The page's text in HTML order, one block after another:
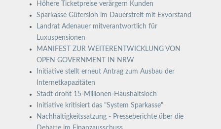
Höhere Ticketpreise verärgern Kunden
Sparkasse Gütersloh im Dauerstreit mit Exvorstand
Landrat Adenauer mitverantwortlich für
Luxuspensionen
MANIFEST ZUR WEITERENTWICKLUNG VON
OPEN GOVERNMENT IN NRW
Initiative stellt erneut Antrag zum Ausbau der
Internetkapazitäten
Stadt droht 15-Millionen-Haushaltsloch
Initiative kritisiert das "System Sparkasse"
Nachhaltigkeitssatzung - Presseberichte über die